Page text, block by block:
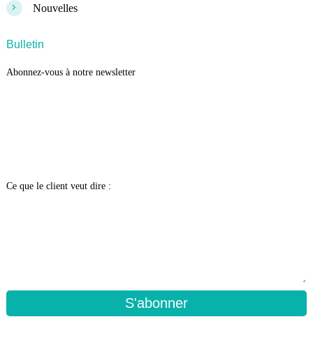
> Nouvelles
Bulletin
Abonnez-vous à notre newsletter
Ce que le client veut dire :
S'abonner